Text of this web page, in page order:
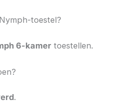
toestel?
6-kamer toestellen.
.